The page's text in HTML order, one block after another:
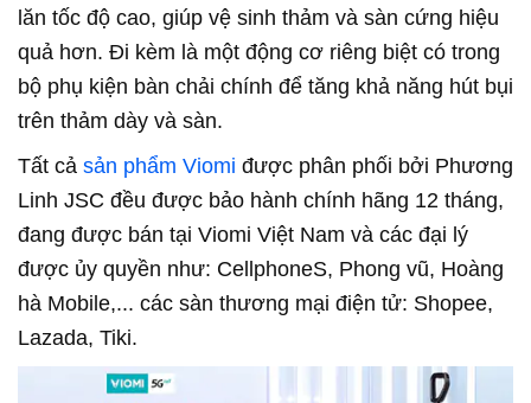
lăn tốc độ cao, giúp vệ sinh thảm và sàn cứng hiệu
quả hơn. Đi kèm là một động cơ riêng biệt có trong
bộ phụ kiện bàn chải chính để tăng khả năng hút bụi
trên thảm dày và sàn.
Tất cả sản phẩm Viomi được phân phối bởi Phương
Linh JSC đều được bảo hành chính hãng 12 tháng,
đang được bán tại Viomi Việt Nam và các đại lý
được ủy quyền như: CellphoneS, Phong vũ, Hoàng
hà Mobile,... các sàn thương mại điện tử: Shopee,
Lazada, Tiki.